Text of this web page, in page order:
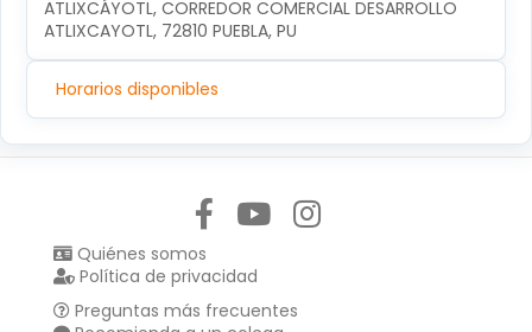
ATLIXCÁYOTL, CORREDOR COMERCIAL DESARROLLO
ATLIXCAYOTL, 72810 PUEBLA, PU
Horarios disponibles
Quiénes somos
Política de privacidad
Preguntas más frecuentes